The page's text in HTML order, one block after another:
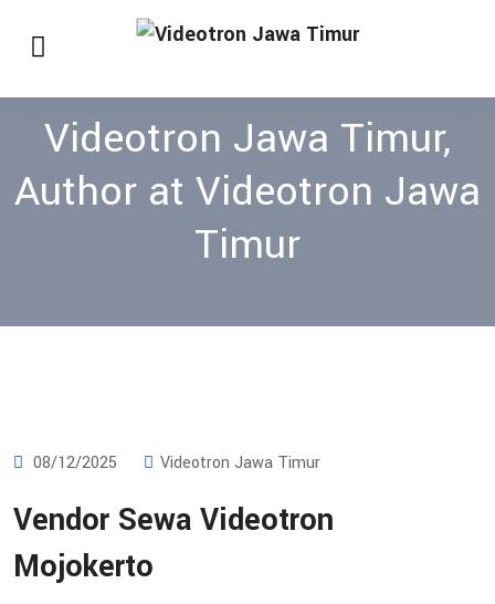
Videotron Jawa Timur,
Author at Videotron Jawa
Timur
08/12/2025 Videotron Jawa Timur
Vendor Sewa Videotron
Mojokerto